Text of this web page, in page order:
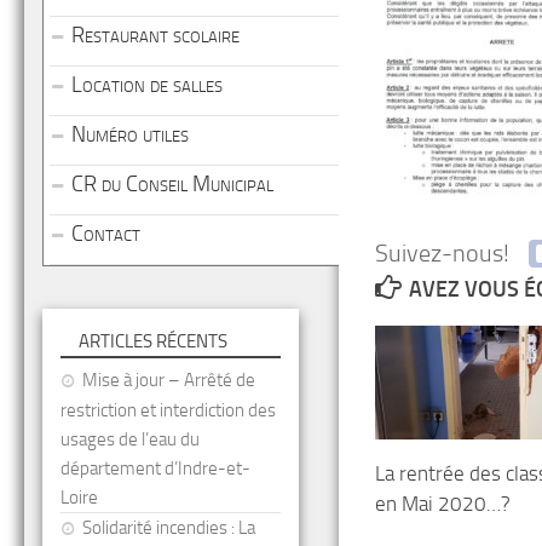
Suivez-nous!
AVEZ VOUS
La rentrée des
en Mai 2020…?
Restaurant scolaire
Location de salles
Numéro utiles
CR du Conseil Municipal
Contact
ARTICLES RÉCENTS
Mise à jour – Arrêté de
restriction et interdiction des
usages de l’eau du
département d’Indre-et-
Loire
Solidarité incendies : La